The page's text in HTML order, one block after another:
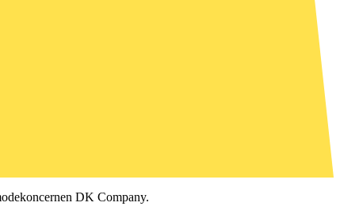
DK Company.